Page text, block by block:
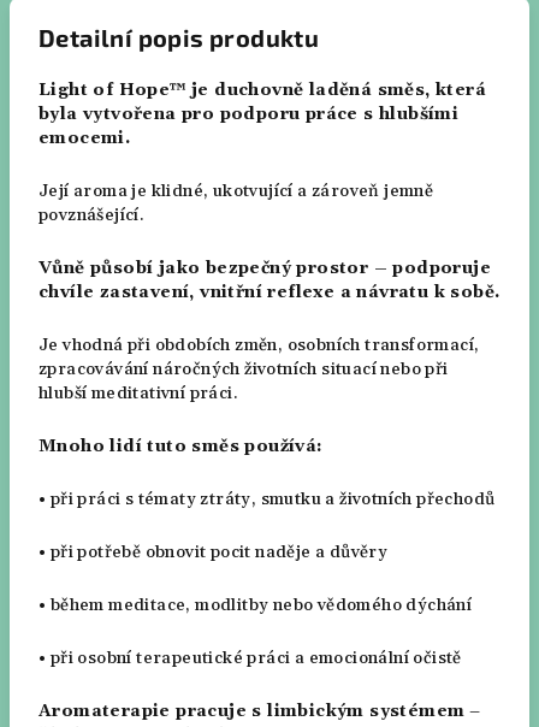
Detailní popis produktu
Light of Hope™ je duchovně laděná směs, která
byla vytvořena pro podporu práce s hlubšími
emocemi.
Její aroma je klidné, ukotvující a zároveň jemně
povznášející.
Vůně působí jako bezpečný prostor – podporuje
chvíle zastavení, vnitřní reflexe a návratu k sobě.
Je vhodná při obdobích změn, osobních transformací,
zpracovávání náročných životních situací nebo při
hlubší meditativní práci.
Mnoho lidí tuto směs používá:
• při práci s tématy ztráty, smutku a životních přechodů
• při potřebě obnovit pocit naděje a důvěry
• během meditace, modlitby nebo vědomého dýchání
• při osobní terapeutické práci a emocionální očistě
Aromaterapie pracuje s limbickým systémem –